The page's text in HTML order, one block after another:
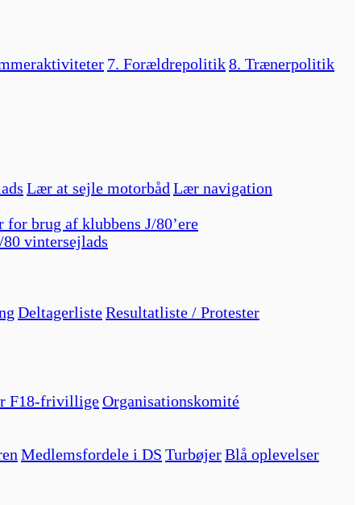
7. Forældrepolitik8. Trænerpolitik
Lær at sejle motorbåd Lær navigation
for brug af klubbens J/80’ere
80 vintersejlads
DeltagerlisteResultatliste / Protester
F18-frivilligeOrganisationskomité
Medlemsfordele i DS TurbøjerBlå oplevelser